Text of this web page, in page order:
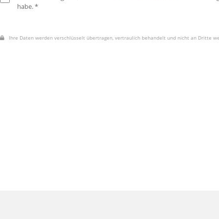
habe. *
Ihre Daten werden verschlüsselt übertragen, vertraulich behandelt und nicht an Dritte